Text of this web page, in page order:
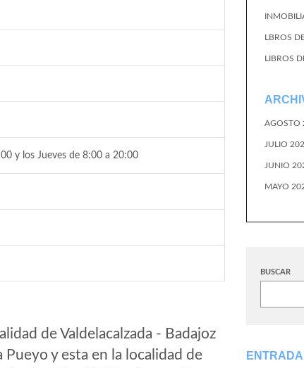
y los Jueves de 8:00 a 20:00
de Valdelacalzada - Badajoz
y esta en la localidad de
LBROS
LIBROS
AGOSTO
JULIO
JUNIO
MAYO
BUSCAR